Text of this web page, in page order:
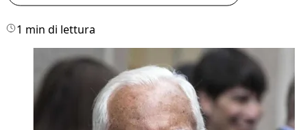
1 min di lettura